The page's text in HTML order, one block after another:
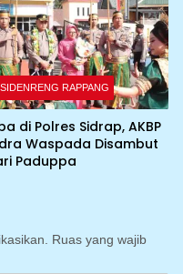
SIDENRENG RAPPANG
di Polres Sidrap, AKBP
Waspada Disambut
Paduppa
Ruas yang wajib